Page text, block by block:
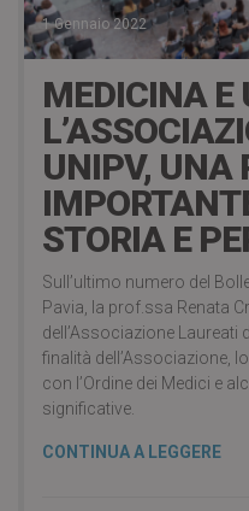
1 Gennaio 2022
MEDICINA E
UNIPV, UNA
STORIA E
Sull’ultimo numero del
Pavia, la prof.ssa Renata
dell’Associazione Laureati
finalità dell’Associazione,
con l’Ordine dei Medici e
significative.
CONTINUA A LEGGERE